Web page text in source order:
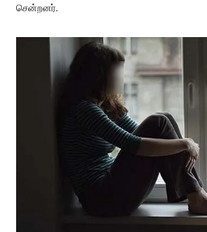
சென்றனர்.